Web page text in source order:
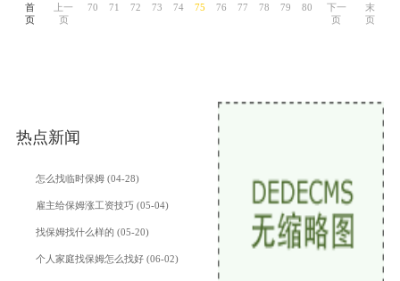
首
页
上一
页
70 71 72 73 74 75 76 77 78 79 80
下一
页
末
页
热点新闻
怎么找临时保姆 (04-28)
雇主给保姆涨工资技巧 (05-04)
找保姆找什么样的 (05-20)
个人家庭找保姆怎么找好 (06-02)